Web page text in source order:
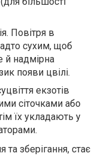
Повітря в
сухим, щоб
й надмірна
появи цвілі.
екзотів
сіточками або
їх укладають у
зберігання, стає